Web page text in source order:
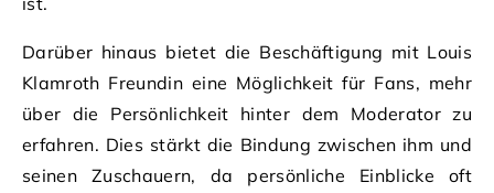
Darüber hinaus bietet die Beschäftigung mit Louis
Klamroth Freundin eine Möglichkeit für Fans, mehr
über die Persönlichkeit hinter dem Moderator zu
erfahren. Dies stärkt die Bindung zwischen ihm und
seinen Zuschauern, da persönliche Einblicke oft